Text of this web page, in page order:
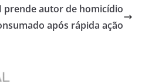
prende autor de homicídio
após rápida ação